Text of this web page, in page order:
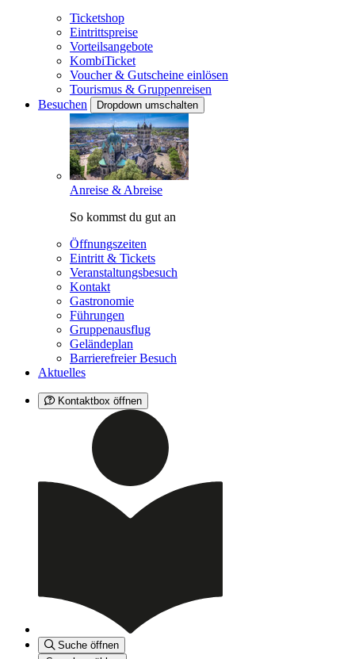
Ticketshop
Eintrittspreise
Vorteilsangebote
KombiTicket
Voucher & Gutscheine einlösen
Tourismus & Gruppenreisen
Besuchen
Dropdown umschalten
Anreise & Abreise
So kommst du gut an
Öffnungszeiten
Eintritt & Tickets
Veranstaltungsbesuch
Kontakt
Gastronomie
Führungen
Gruppenausflug
Geländeplan
Barrierefreier Besuch
Aktuelles
Kontaktbox öffnen
Suche öffnen